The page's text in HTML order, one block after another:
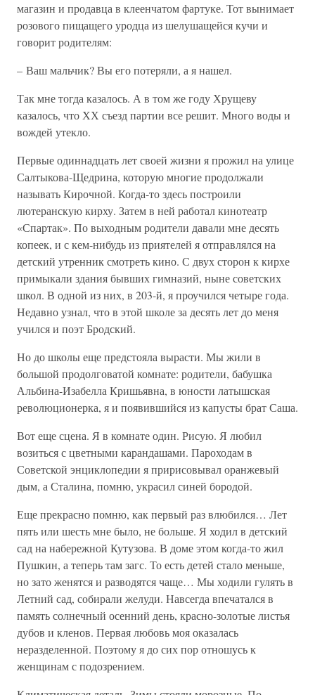
магазин и продавца в клеенчатом фартуке. Тот вынимает
розового пищащего уродца из шелушащейся кучи и
говорит родителям:
– Ваш мальчик? Вы его потеряли, а я нашел.
Так мне тогда казалось. А в том же году Хрущеву
казалось, что ХХ съезд партии все решит. Много воды и
вождей утекло.
Первые одиннадцать лет своей жизни я прожил на улице
Салтыкова-Щедрина, которую многие продолжали
называть Кирочной. Когда-то здесь построили
лютеранскую кирху. Затем в ней работал кинотеатр
«Спартак». По выходным родители давали мне десять
копеек, и с кем-нибудь из приятелей я отправлялся на
детский утренник смотреть кино. С двух сторон к кирхе
примыкали здания бывших гимназий, ныне советских
школ. В одной из них, в 203-й, я проучился четыре года.
Недавно узнал, что в этой школе за десять лет до меня
учился и поэт Бродский.
Но до школы еще предстояла вырасти. Мы жили в
большой продолговатой комнате: родители, бабушка
Альбина-Изабелла Кришьявна, в юности латышская
революционерка, я и появившийся из капусты брат Саша.
Вот еще сцена. Я в комнате один. Рисую. Я любил
возиться с цветными карандашами. Пароходам в
Советской энциклопедии я пририсовывал оранжевый
дым, а Сталина, помню, украсил синей бородой.
Еще прекрасно помню, как первый раз влюбился… Лет
пять или шесть мне было, не больше. Я ходил в детский
сад на набережной Кутузова. В доме этом когда-то жил
Пушкин, а теперь там загс. То есть детей стало меньше,
но зато женятся и разводятся чаще… Мы ходили гулять в
Летний сад, собирали желуди. Навсегда впечатался в
память солнечный осенний день, красно-золотые листья
дубов и кленов. Первая любовь моя оказалась
неразделенной. Поэтому я до сих пор отношусь к
женщинам с подозрением.